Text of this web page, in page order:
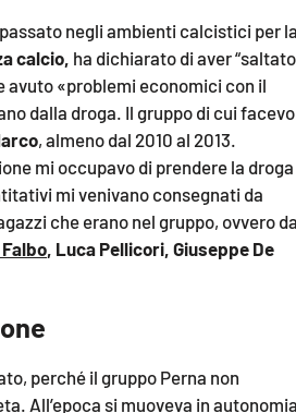
negli ambienti calcistici per
calcio, ha dichiarato di aver “saltato
avuto «problemi economici con il
dalla droga. Il gruppo di cui facevo
, almeno dal 2010 al 2013.
mi occupavo di prendere la
mi venivano consegnati da
che erano nel gruppo, ovvero
, Luca Pellicori, Giuseppe De
perché il gruppo Perna non
All’epoca si muoveva in